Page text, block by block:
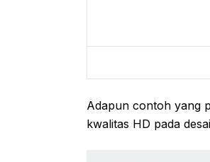
Adapun contoh yang
kwalitas HD pada